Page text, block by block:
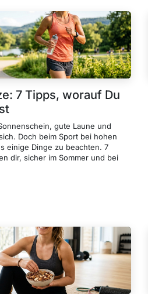
7 Tipps, worauf Du
gute Laune und
Doch beim Sport bei hohen
einige Dinge zu beachten. 7
dir, sicher im Sommer und bei